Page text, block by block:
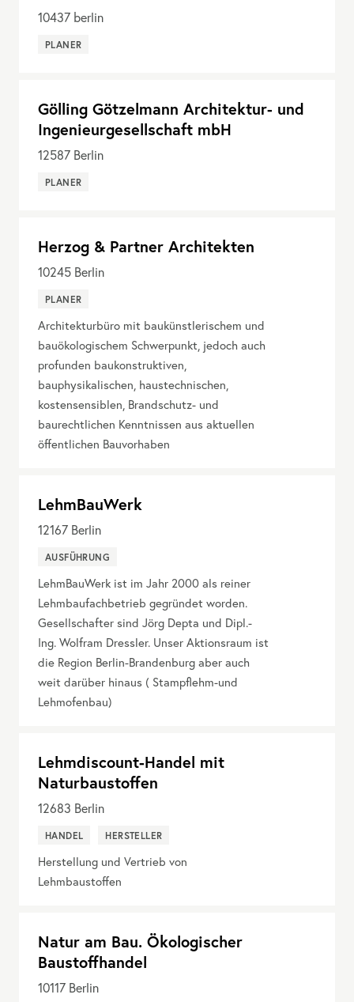
10437 berlin
PLANER
Gölling Götzelmann Architektur- und
Ingenieurgesellschaft mbH
12587 Berlin
PLANER
Herzog & Partner Architekten
10245 Berlin
PLANER
Architekturbüro mit baukünstlerischem und
bauökologischem Schwerpunkt, jedoch auch
profunden baukonstruktiven,
bauphysikalischen, haustechnischen,
kostensensiblen, Brandschutz- und
baurechtlichen Kenntnissen aus aktuellen
öffentlichen Bauvorhaben
LehmBauWerk
12167 Berlin
AUSFÜHRUNG
LehmBauWerk ist im Jahr 2000 als reiner
Lehmbaufachbetrieb gegründet worden.
Gesellschafter sind Jörg Depta und Dipl.-
Ing. Wolfram Dressler. Unser Aktionsraum ist
die Region Berlin-Brandenburg aber auch
weit darüber hinaus ( Stampflehm-und
Lehmofenbau)
Lehmdiscount-Handel mit
Naturbaustoffen
12683 Berlin
HANDEL HERSTELLER
Herstellung und Vertrieb von
Lehmbaustoffen
Natur am Bau. Ökologischer
Baustoffhandel
10117 Berlin